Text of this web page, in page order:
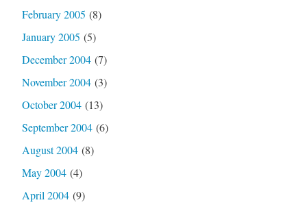
February 2005 (8)
January 2005 (5)
December 2004(7)
November 2004(3)
October 2004(13)
September 2004(6)
August 2004(8)
May 2004(4)
April 2004(9)